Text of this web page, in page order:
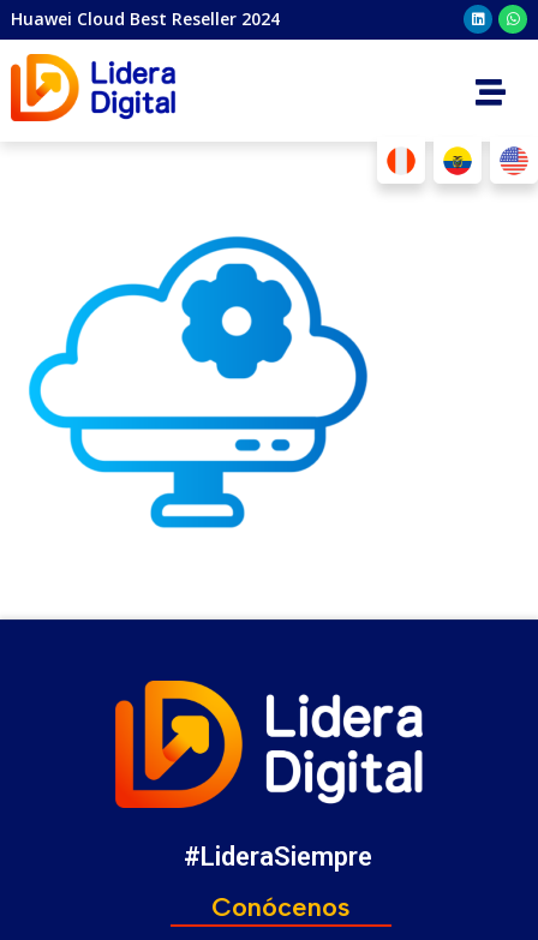
Huawei Cloud Best Reseller 2024
#LideraSiempre
Conócenos